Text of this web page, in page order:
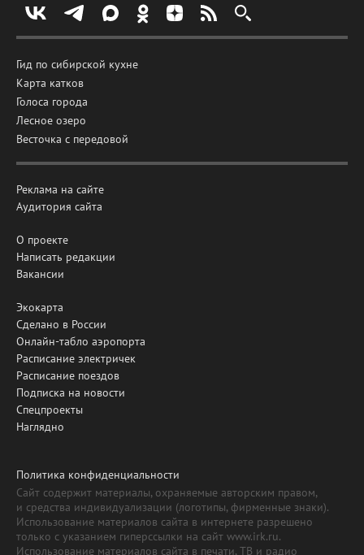
Гид по сибирской кухне
Карта катков
Голоса города
Лесное озеро
Весточка с передовой
Реклама на сайте
Аудитория сайта
О проекте
Написать редакции
Вакансии
Экокарта
Сделано в России
Онлайн-табло аэропорта
Расписание электричек
Расписание поездов
Подписка на новости
Спецпроекты
Наглядно
Политика конфиденциальности
Сайт содержит материалы, охраняемые авторским правом,
и средства индивидуализации (логотипы, фирменные знаки).
Использование материалов сайта в интернете разрешено
только с указанием гиперссылки на сайт www.irk.ru.
Использование материалов сайта в печати, ТВ и радио